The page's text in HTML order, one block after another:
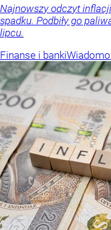
Najnowszy odczyt
spadku. Podbiły go
lipcu.
Finanse i banki